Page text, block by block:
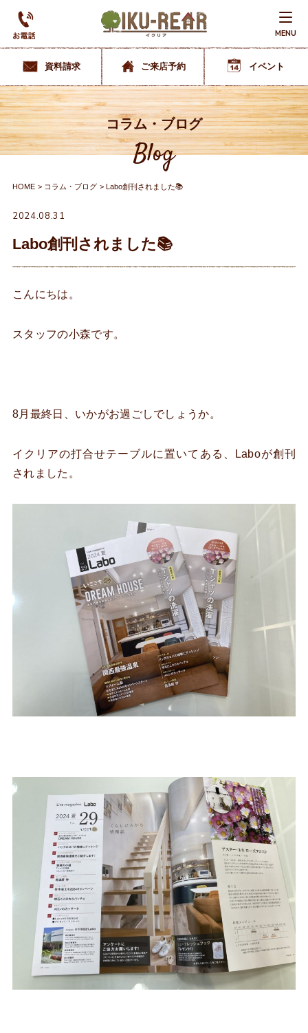
MENU
資料請求 ご来店予約 イベント
コラム・ブログ
Blog
HOME コラム・ブログ Labo創刊されました📚
2024.08.31
Labo創刊されました📚
こんにちは。
スタッフの小森です。
8月最終日、いかがお過ごしでしょうか。
イクリアの打合せテーブルに置いてある、Laboが創刊
されました。